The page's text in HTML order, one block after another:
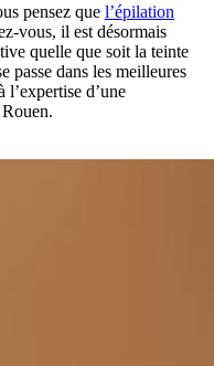
pensez que l’épilation
vous, il est désormais
quelle que soit la teinte
passe dans les meilleures
d’une